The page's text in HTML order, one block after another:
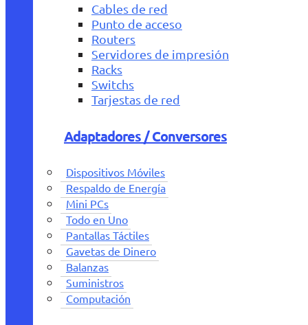
Cables de red
Punto de acceso
Routers
Servidores de impresión
Racks
Switchs
Tarjestas de red
Adaptadores / Conversores
Dispositivos Móviles
Respaldo de Energía
Mini PCs
Todo en Uno
Pantallas Táctiles
Gavetas de Dinero
Balanzas
Suministros
Computación